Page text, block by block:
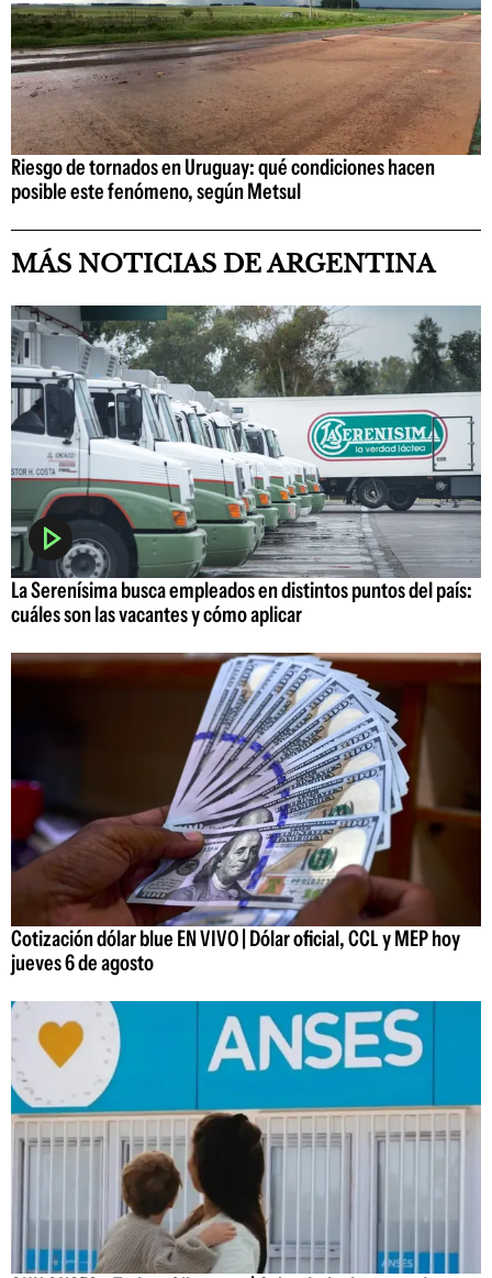
Riesgo de tornados en Uruguay: qué condiciones hacen
posible este fenómeno, según Metsul
MÁS NOTICIAS DE ARGENTINA
La Serenísima busca empleados en distintos puntos del país:
cuáles son las vacantes y cómo aplicar
Cotización dólar blue EN VIVO | Dólar oficial, CCL y MEP hoy
jueves 6 de agosto